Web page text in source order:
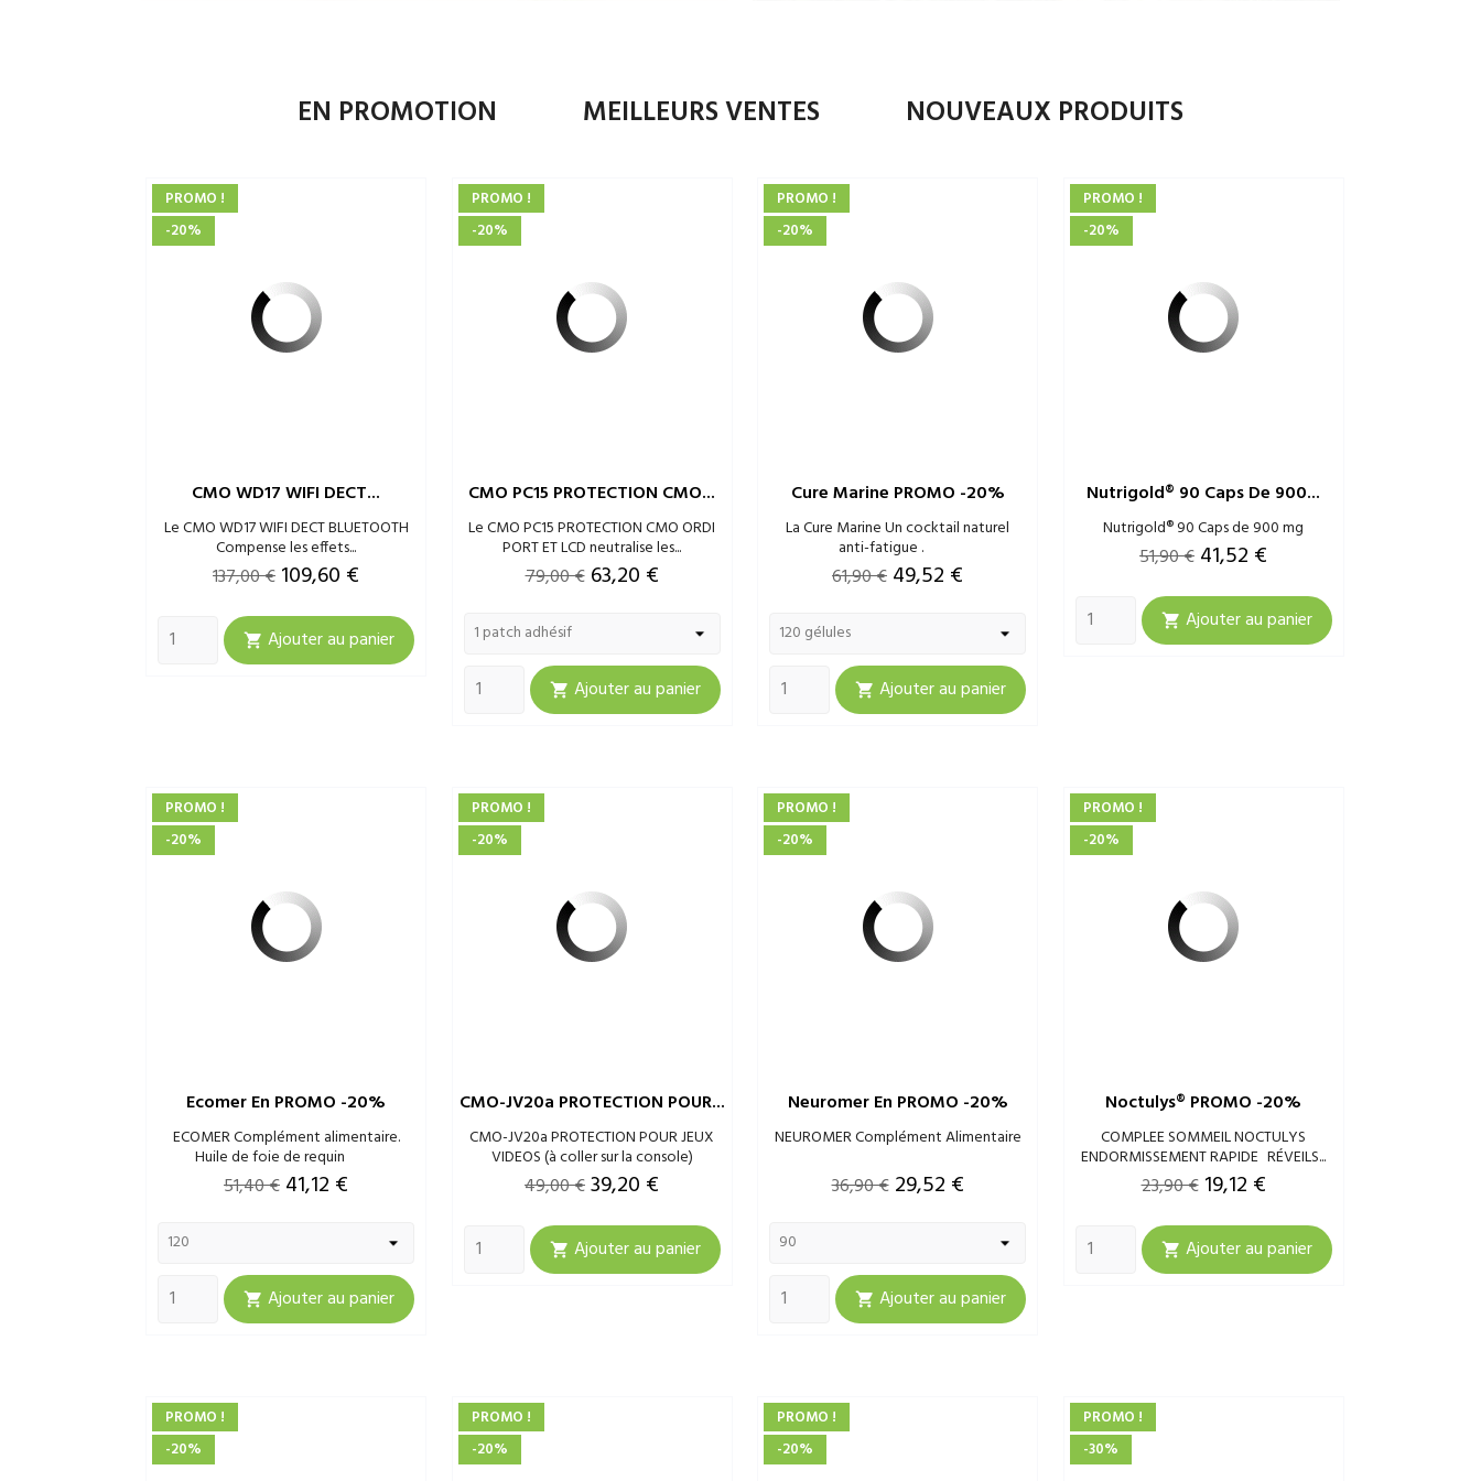
EN PROMOTION MEILLEURS VENTES NOUVEAUX PRODUITS
CMO WD17 WIFI DECT...
Le CMO WD17 WIFI DECT BLUETOOTH
Compense les effets...
Prix
de
base
137,00 € Prix
109,60 €
 Ajouter au panier
PROMO !
-20%
CMO PC15 PROTECTION CMO...
Le CMO PC15 PROTECTION CMO ORDI
PORT ET LCD neutralise les...
Prix
base
79,00 € Prix
63,20 €
 Ajouter au panier
PROMO !
-20%
Cure Marine PROMO -20%
La Cure Marine Un cocktail naturel
anti-fatigue .
Prix
base
61,90 € Prix
49,52 €
 Ajouter au panier
PROMO !
-20%
Nutrigold® 90 Caps De 900...
Nutrigold® 90 Caps de 900 mg
Prix
de
base
51,90 € Prix
41,52 €
 Ajouter au panier
PROMO !
-20%
Ecomer En PROMO -20%
ECOMER Complément alimentaire.
Huile de foie de requin
Prix
51,40 € Prix
41,12 €
 Ajouter au panier
PROMO !
-20%
CMO-JV20a PROTECTION POUR...
CMO-JV20a PROTECTION POUR JEUX
VIDEOS (à coller sur la console)
Prix
de
base
49,00 €Prix
39,20 €
 Ajouter au panier
PROMO !
-20%
Neuromer En PROMO -20%
NEUROMER Complément Alimentaire
Prix
36,90 € Prix
29,52 €
 Ajouter au panier
PROMO !
-20%
Noctulys® PROMO -20%
COMPLEE SOMMEIL NOCTULYS
ENDORMISSEMENT RAPIDE RÉVEILS...
Prix
de
base
23,90 € Prix
19,12 €
 Ajouter au panier
PROMO !
-20%
PROMO !
-20%
PROMO !
-20%
PROMO !
-20%
PROMO !
-30%